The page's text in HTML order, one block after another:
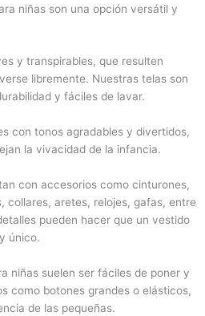
niñas son una opción versátil y
y transpirables, que resulten
libremente. Nuestras telas son
y fáciles de lavar.
con tonos agradables y divertidos,
la vivacidad de la infancia.
con accesorios como cinturones,
collares, aretes, relojes, gafas, entre
pueden hacer que un vestido
único.
niñas suelen ser fáciles de poner y
como botones grandes o elásticos,
de las pequeñas.